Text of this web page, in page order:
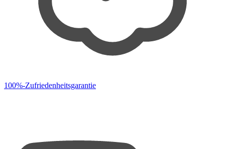
100%-Zufriedenheitsgarantie